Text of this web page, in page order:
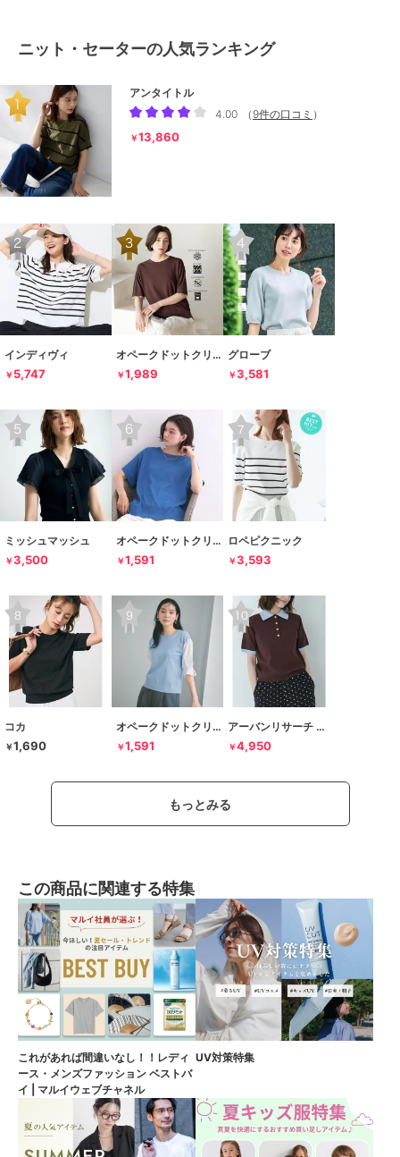
ニット・セーターの人気ランキング
アンタイトル
4.00
（ 9件の口コミ ）
￥13,860
インディヴィ
￥ 5,747
オペークドットクリップ
￥1,989
グローブ
￥3,581
ミッシュマッシュ
￥3,500
オペークドットクリップ
￥1,591
ロペピクニック
￥3,593
コカ
￥1,690
オペークドットクリップ
￥1,591
アーバンリサーチ サニーレーベル
￥4,950
もっとみる
この商品に関連する特集
これがあれば間違いなし！！レディ
ース・メンズファッション ベストバ
イ | マルイウェブチャネル
UV対策特集